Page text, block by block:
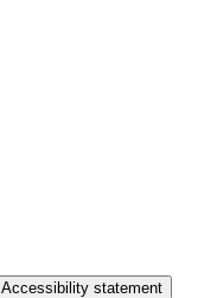
Accessibility statement